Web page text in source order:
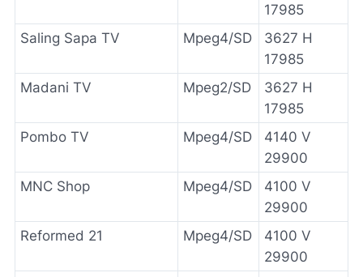
17985
Saling Sapa TV
Mpeg4/SD
3627 H
17985
Madani TV
Mpeg2/SD
3627 H
17985
Pombo TV
Mpeg4/SD
4140 V
29900
MNC Shop
Mpeg4/SD
4100 V
29900
Reformed 21
Mpeg4/SD
4100 V
29900